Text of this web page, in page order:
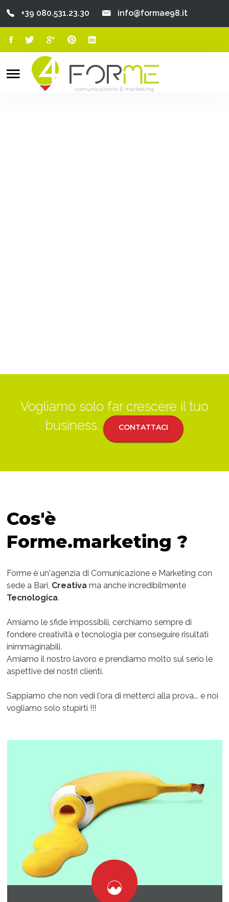
Chi Siamo
+39 080.531.23.30 info@formae98.it
Search
Vogliamo solo far crescere il tuo
business.
CONTATTACI
Cos'è
Forme.marketing ?
Forme è un'agenzia di Comunicazione e Marketing con
sede a Bari, Creativa ma anche incredibilmente
Tecnologica.
Amiamo le sfide impossibili, cerchiamo sempre di
fondere creatività e tecnologia per conseguire risultati
inimmaginabili.
Amiamo il nostro lavoro e prendiamo molto sul serio le
aspettive dei nostri clienti.
Sappiamo che non vedi l'ora di metterci alla prova... e noi
vogliamo solo stupirti !!!